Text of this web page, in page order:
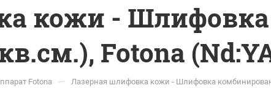
кожи -
Fotona
Fotona — Лазерная шлифовка кожи - Шлифовка